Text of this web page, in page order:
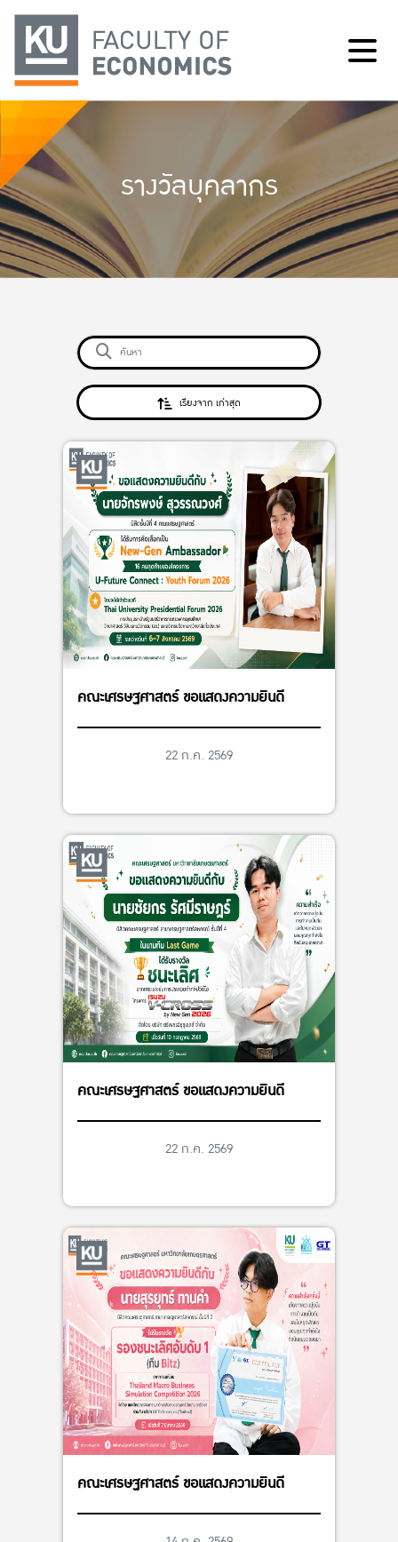
รางวัลบุคลากร
เรียงจาก เก่าสุด
คณะเศรษฐศาสตร์ ขอแสดงความยินดี
22 ก.ค. 2569
คณะเศรษฐศาสตร์ ขอแสดงความยินดี
22 ก.ค. 2569
คณะเศรษฐศาสตร์ ขอแสดงความยินดี